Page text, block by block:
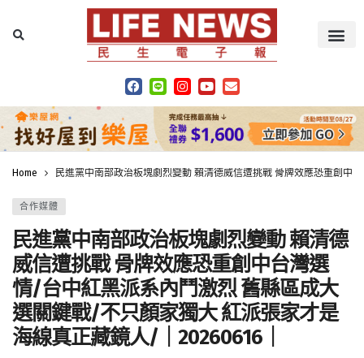
Home 民進黨中南部政治板塊劇烈變動 賴清德威信遭挑戰 骨牌效應恐重創
合作媒體
民進黨中南部政治板塊劇烈變動 賴清德
威信遭挑戰 骨牌效應恐重創中台灣選
情/台中紅黑派系內鬥激烈 舊縣區成大
選關鍵戰/不只顏家獨大 紅派張家才是
海線真正藏鏡人/｜20260616｜